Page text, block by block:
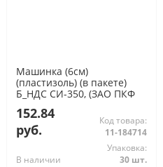
Машинка (6см)
(пластизоль) (в пакете)
Б_НДС СИ-350, (ЗАО ПКФ
152.84
руб.
Код товара:
11-184714
В наличии
Упаковка:
30 шт.